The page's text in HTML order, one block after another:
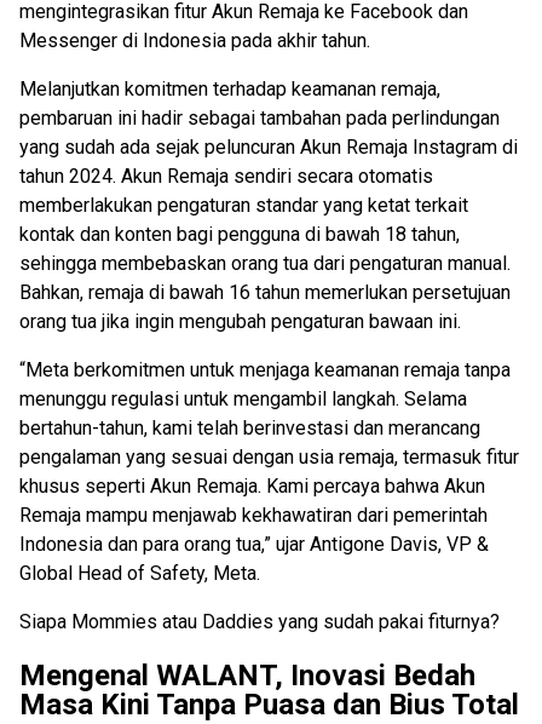
mengintegrasikan fitur Akun Remaja ke Facebook dan
Messenger di Indonesia pada akhir tahun.
Melanjutkan komitmen terhadap keamanan remaja,
pembaruan ini hadir sebagai tambahan pada perlindungan
yang sudah ada sejak peluncuran Akun Remaja Instagram di
tahun 2024. Akun Remaja sendiri secara otomatis
memberlakukan pengaturan standar yang ketat terkait
kontak dan konten bagi pengguna di bawah 18 tahun,
sehingga membebaskan orang tua dari pengaturan manual.
Bahkan, remaja di bawah 16 tahun memerlukan persetujuan
orang tua jika ingin mengubah pengaturan bawaan ini.
“Meta berkomitmen untuk menjaga keamanan remaja tanpa
menunggu regulasi untuk mengambil langkah. Selama
bertahun-tahun, kami telah berinvestasi dan merancang
pengalaman yang sesuai dengan usia remaja, termasuk fitur
khusus seperti Akun Remaja. Kami percaya bahwa Akun
Remaja mampu menjawab kekhawatiran dari pemerintah
Indonesia dan para orang tua,” ujar Antigone Davis, VP &
Global Head of Safety, Meta.
Siapa Mommies atau Daddies yang sudah pakai fiturnya?
Mengenal WALANT, Inovasi Bedah
Masa Kini Tanpa Puasa dan Bius Total